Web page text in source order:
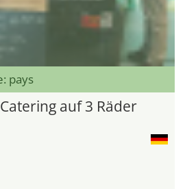
pays
auf 3 Räder